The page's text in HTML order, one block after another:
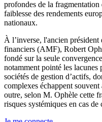
profondes de la
faiblesse des rendements
nationaux.
À l’inverse, l'ancien président
financiers (AMF), Robert
fondé sur la seule
notamment pointé les lacunes
sociétés de gestion d’actifs,
complexes échappent
outre, selon M. Ophèle cette
risques systémiques en cas de